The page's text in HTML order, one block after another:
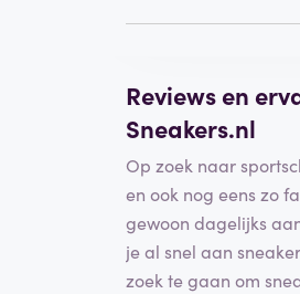
Reviews en
Sneakers.nl
Op zoek naar
en ook nog eens zo
gewoon dagelijks
je al snel aan
zoek te gaan om